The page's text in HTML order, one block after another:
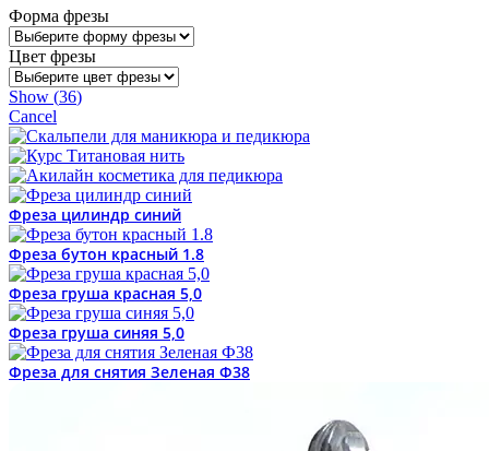
Форма фрезы
Цвет фрезы
Show (36)
Cancel
Фреза цилиндр синий
Фреза бутон красный 1.8
Фреза груша красная 5,0
Фреза груша синяя 5,0
Фреза для снятия Зеленая Ф38